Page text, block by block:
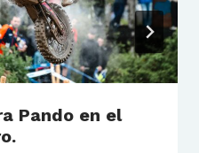
Pando en el